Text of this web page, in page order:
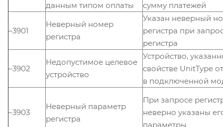
данным типом оплаты
сумму платежей
–3901
Неверный номер
регистра
Указан неверный
регистра при
регистра
–3902
Недопустимое целевое
устройство
Устройство,
свойстве UnitType
в подключенной
–3903
Неверный параметр
регистра
При запросе
неверно указаны
параметры